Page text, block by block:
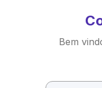
Bem